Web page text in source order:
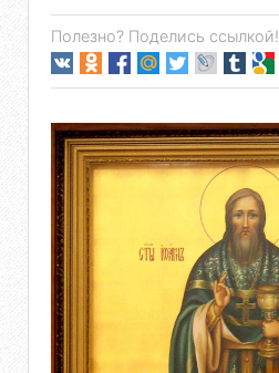
Полезно? Поделись ссылкой!